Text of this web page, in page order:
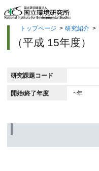
トップページ > 研究紹介 >
（平成 15年度）
研究課題コード
開始/終了年度 ~年